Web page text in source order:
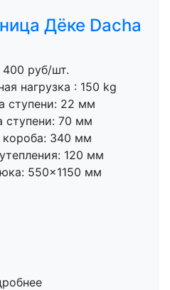
Дёке Dacha
400 руб/шт.
нагрузка : 150 kg
ступени: 22 мм
ступени: 70 мм
340 мм
120 мм
550×1150 мм